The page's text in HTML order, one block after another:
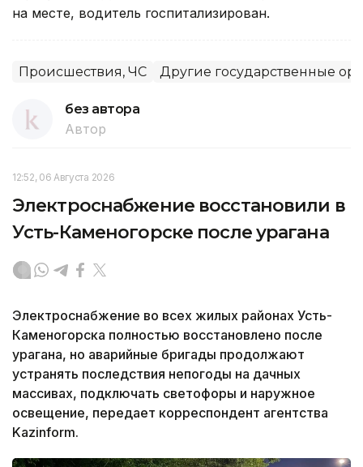
на месте, водитель госпитализирован.
Происшествия, ЧС Другие государственные
без автора
Автор
12:52, 06 Августа 2026
Электроснабжение восстановили в
Усть-Каменогорске после урагана
Электроснабжение во всех жилых районах Усть-
Каменогорска полностью восстановлено после
урагана, но аварийные бригады продолжают
устранять последствия непогоды на дачных
массивах, подключать светофоры и наружное
освещение, передает корреспондент агентства
Kazinform.